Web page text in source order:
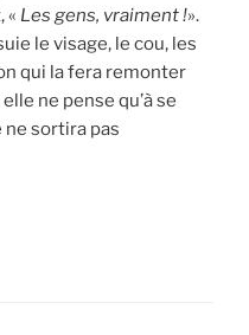
« Les gens, vraiment !».
le visage, le cou, les
qui la fera remonter
ne pense qu’à se
ne sortira pas